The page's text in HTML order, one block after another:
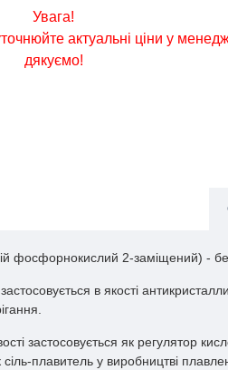
Увага!
актуальні ціни у
дякуємо!
фосфорнокислий 2-заміщений) -
в якості
застосовується як регулятор
сіль-плавитель у виробництві